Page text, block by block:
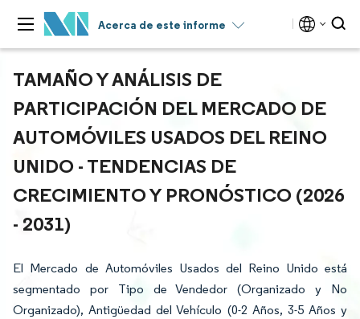
Acerca de este informe
TAMAÑO Y ANÁLISIS DE
PARTICIPACIÓN DEL MERCADO DE
AUTOMÓVILES USADOS DEL REINO
UNIDO - TENDENCIAS DE
CRECIMIENTO Y PRONÓSTICO (2026
- 2031)
El Mercado de Automóviles Usados del Reino Unido está
segmentado por Tipo de Vendedor (Organizado y No
Organizado), Antigüedad del Vehículo (0-2 Años, 3-5 Años y